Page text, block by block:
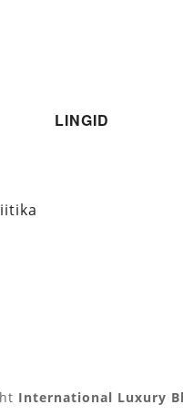
LINGID
International Luxury